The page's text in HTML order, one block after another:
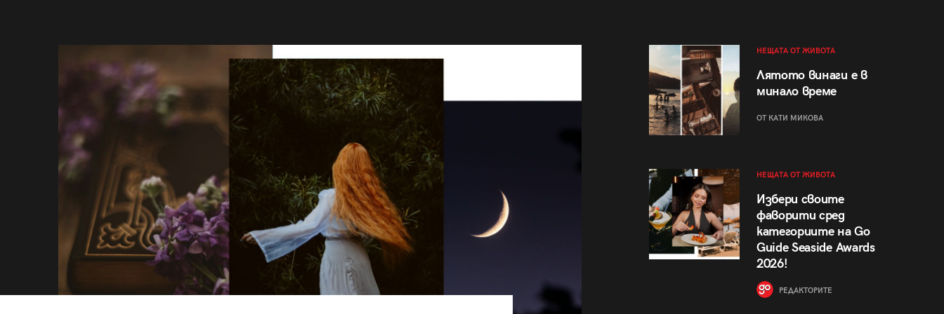
НЕЩАТА ОТ ЖИВОТА
Лятото винаги е в
минало време
ОТ КАТИ МИКОВА
НЕЩАТА ОТ ЖИВОТА
Избери своите
фаворити сред
категориите на Go
Guide Seaside Awards
2026!
РЕДАКТОРИТЕ